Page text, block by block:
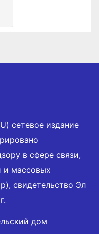
сетевое издание
в сфере связи,
и массовых
свидетельство Эл
дом